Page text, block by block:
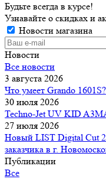
Будьте всегда в курсе!
Узнавайте о скидках и
Новости магазина
Новости
Все новости
3 августа 2026
Что умеет Grando 1601S?
30 июля 2026
Techno-Jet UV KID
27 июля 2026
Новый LIST Digital Cut
заказчика в г.
Публикации
Все